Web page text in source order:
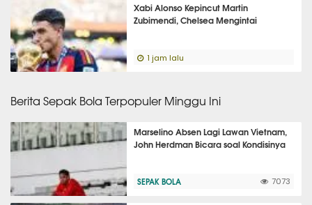
Xabi Alonso Kepincut Martin
Zubimendi, Chelsea Mengintai
1 jam lalu
Berita Sepak Bola Terpopuler Minggu Ini
Marselino Absen Lagi Lawan Vietnam,
John Herdman Bicara soal Kondisinya
SEPAK BOLA 7073